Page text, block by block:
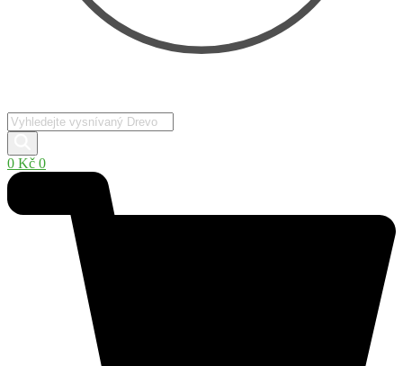
Products
search
0 Kč 0